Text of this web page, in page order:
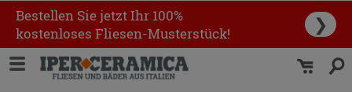
Bestellen Sie jetzt Ihr 100%
kostenloses Fliesen-Musterstück!
❯